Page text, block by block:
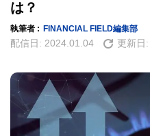
は？
執筆者 : FINANCIAL FIELD編集部
配信日: 2024.01.04 更新日: